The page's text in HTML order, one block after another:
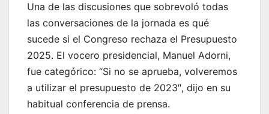
Una de las discusiones que sobrevoló todas
las conversaciones de la jornada es qué
sucede si el Congreso rechaza el Presupuesto
2025. El vocero presidencial, Manuel Adorni,
fue categórico: “Si no se aprueba, volveremos
a utilizar el presupuesto de 2023″, dijo en su
habitual conferencia de prensa.